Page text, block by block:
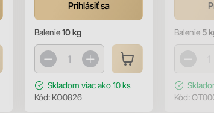
Prihlásiť sa
Balenie10 kg
Skladom viac ako 10 ks
Kód: KO0826
Balenie 5
Kód: